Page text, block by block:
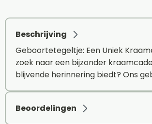
Beschrijving
Geboortetegeltje: Een Uniek
zoek naar een bijzonder
blijvende herinnering biedt? Ons
Beoordelingen